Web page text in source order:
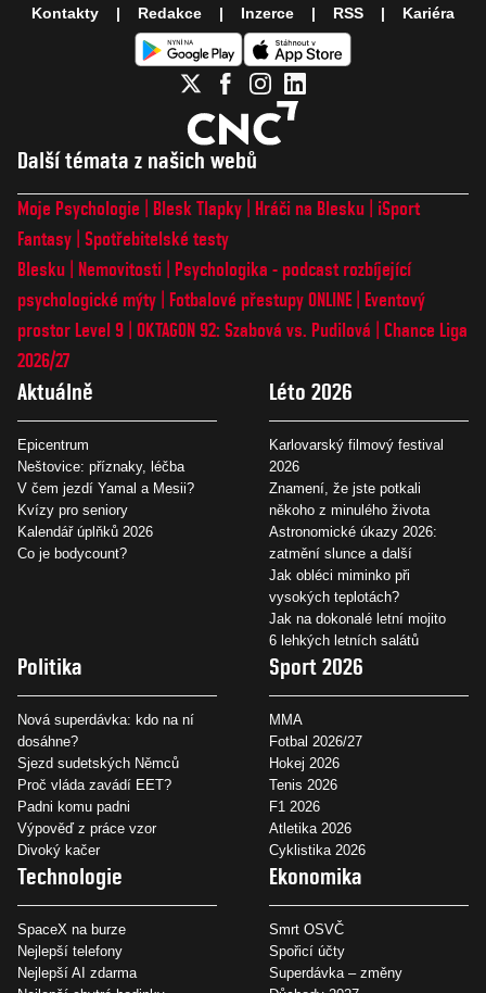
Další témata z našich webů
Moje Psychologie Blesk Tlapky Hráči na Blesku
iSport
Fantasy Spotřebitelské testy
Blesku
Nemovitosti
Psychologika - podcast rozbíjející
psychologické mýty
Fotbalové přestupy ONLINE
Eventový
prostor Level 9 OKTAGON 92: Szabová vs. Pudilová
Chance Liga
2026/27
Aktuálně
Epicentrum
Neštovice: příznaky, léčba
V čem jezdí Yamal a Mesii?
Kvízy pro seniory
Kalendář úplňků 2026
Co je bodycount?
Léto 2026
Karlovarský filmový festival
2026
Znamení, že jste potkali
někoho z minulého života
Astronomické úkazy 2026:
zatmění slunce a další
Jak obléci miminko při
vysokých teplotách?
Jak na dokonalé letní mojito
6 lehkých letních salátů
Politika
Nová superdávka: kdo na ní
dosáhne?
Sjezd sudetských Němců
Proč vláda zavádí EET?
Padni komu padni
Výpověď z práce vzor
Divoký kačer
Sport 2026
MMA
Fotbal 2026/27
Hokej 2026
Tenis 2026
F1 2026
Atletika 2026
Cyklistika 2026
Technologie
SpaceX na burze
Nejlepší telefony
Nejlepší AI zdarma
Ekonomika
Smrt OSVČ
Spořicí účty
Superdávka – změny
Kontakty Redakce Inzerce RSS Kariéra